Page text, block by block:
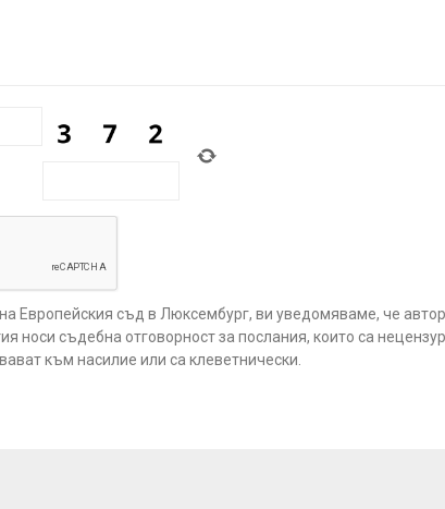
Европейския съд в Люксембург, ви уведомяваме, че
носи съдебна отговорност за послания, които са
към насилие или са клеветнически.